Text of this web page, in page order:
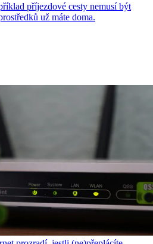
příjezdové cesty nemusí být
už máte doma.